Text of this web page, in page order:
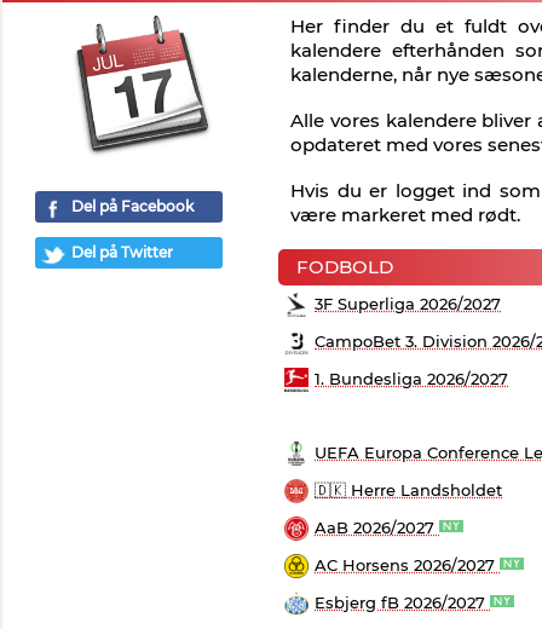
Del på Facebook
Del på Twitter
Her finder du et fuldt
kalendere efterhånden
kalenderne, når nye
Alle vores kalendere
opdateret med vores
Hvis du er logget ind
være markeret med rødt.
FODBOLD
3F Superliga 2026/2027
CampoBet 3. Division 2026/
1. Bundesliga 2026/2027
UEFA Europa Conference
🇩🇰 Herre Landsholdet
AaB 2026/2027
AC Horsens 2026/2027
Esbjerg fB 2026/2027